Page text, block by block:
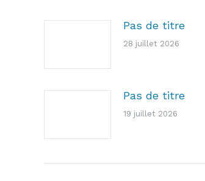
Pas de titre
28 juillet 2026
Pas de titre
19 juillet 2026